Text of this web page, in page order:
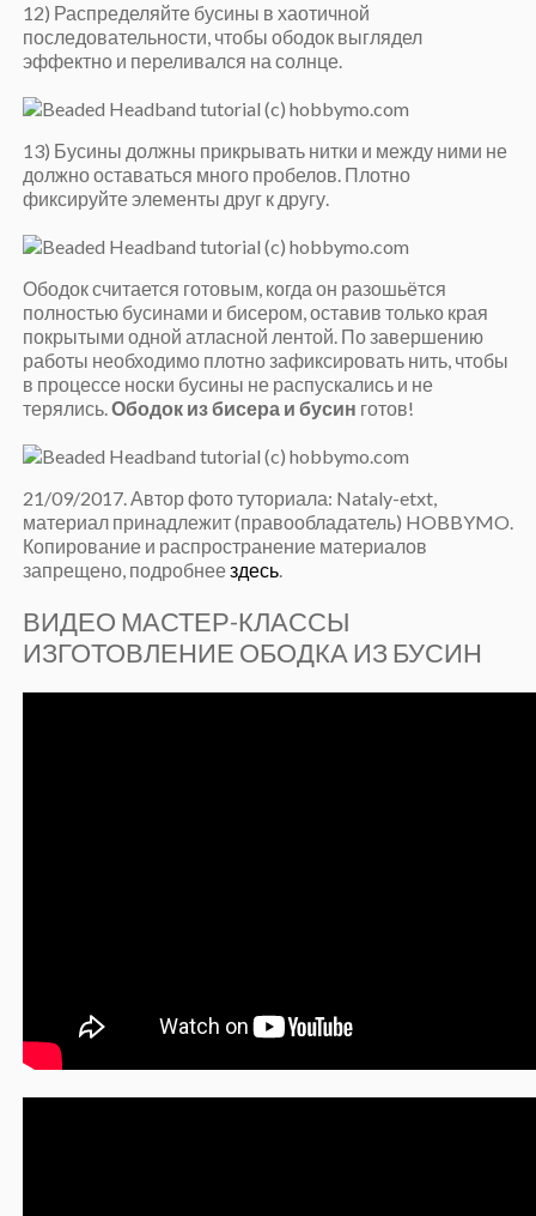
12) Распределяйте бусины в хаотичной
последовательности, чтобы ободок выглядел
эффектно и переливался на солнце.
13) Бусины должны прикрывать нитки и между ними не
должно оставаться много пробелов. Плотно
фиксируйте элементы друг к другу.
Ободок считается готовым, когда он разошьётся
полностью бусинами и бисером, оставив только края
покрытыми одной атласной лентой. По завершению
работы необходимо плотно зафиксировать нить, чтобы
в процессе носки бусины не распускались и не
терялись.Ободок из бисера и бусин готов!
21/09/2017. Автор фото туториала: Nataly-etxt,
материал принадлежит (правообладатель) HOBBYMO.
Копирование и распространение материалов
запрещено, подробнеездесь.
ВИДЕО МАСТЕР-КЛАССЫ
ИЗГОТОВЛЕНИЕ ОБОДКА ИЗ БУСИН